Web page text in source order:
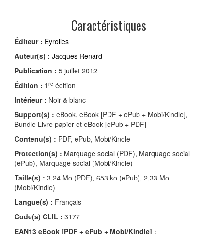
Caractéristiques
Éditeur : Eyrolles
Auteur(s) : Jacques Renard
Publication : 5 juillet 2012
Édition : 1 re édition
Intérieur : Noir & blanc
Support(s) : eBook, eBook [PDF + ePub + Mobi/Kindle],
Bundle Livre papier et eBook [ePub + PDF]
Contenu(s) : PDF, ePub, Mobi/Kindle
Protection(s) : Marquage social (PDF), Marquage social
(ePub), Marquage social (Mobi/Kindle)
Taille(s) : 3,24 Mo (PDF), 653 ko (ePub), 2,33 Mo
(Mobi/Kindle)
Langue(s) : Français
Code(s) CLIL : 3177
EAN13 eBook [PDF + ePub + Mobi/Kindle] :